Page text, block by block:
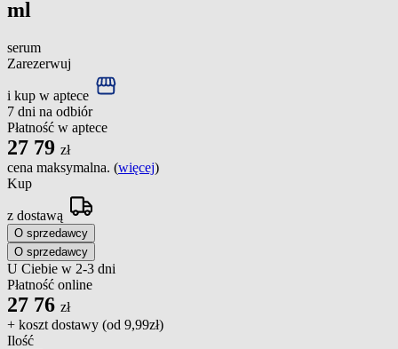
ml
serum
Zarezerwuj
i kup w aptece
7 dni na odbiór
Płatność w aptece
27 79 zł
cena maksymalna. (więcej)
Kup
z dostawą
O sprzedawcy
O sprzedawcy
U Ciebie w 2-3 dni
Płatność online
27 76 zł
+ koszt dostawy (od 9,99zł)
Ilość